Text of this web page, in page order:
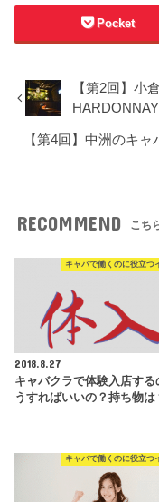
Pocket
【第2回】小
【第4回】中洲のキ
RECOMMEND こち
キャバで働くのに役立つ
2018.8.27
キャバクラで体験入店する
うすればいいの？持ち物は
キャバで働くのに役立つ